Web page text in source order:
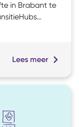
in Brabant te
creëert
versnelt de
Zo
in
Lees meer